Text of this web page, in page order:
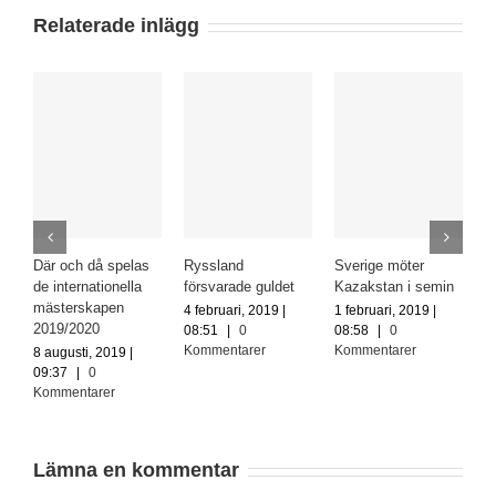
Relaterade inlägg
Där och då spelas
de internationella
mästerskapen
2019/2020
8 augusti, 2019 |
09:37
0
Kommentarer
Ryssland
försvarade guldet
4 februari, 2019 |
08:51
0
Kommentarer
Sverige möter
Kazakstan i semin
1 februari, 2019 |
08:58
0
Kommentarer
Lämna en kommentar